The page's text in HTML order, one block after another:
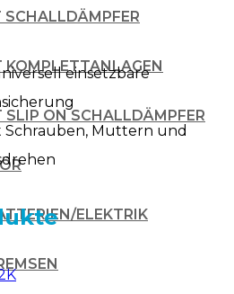
SCHALLDÄMPFER
SLIP ON SCHALLDÄMPFER
ELEKTRIK
einsetzbare
Schrauben, Muttern und